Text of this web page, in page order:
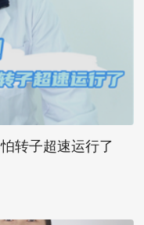
转子超速运行了